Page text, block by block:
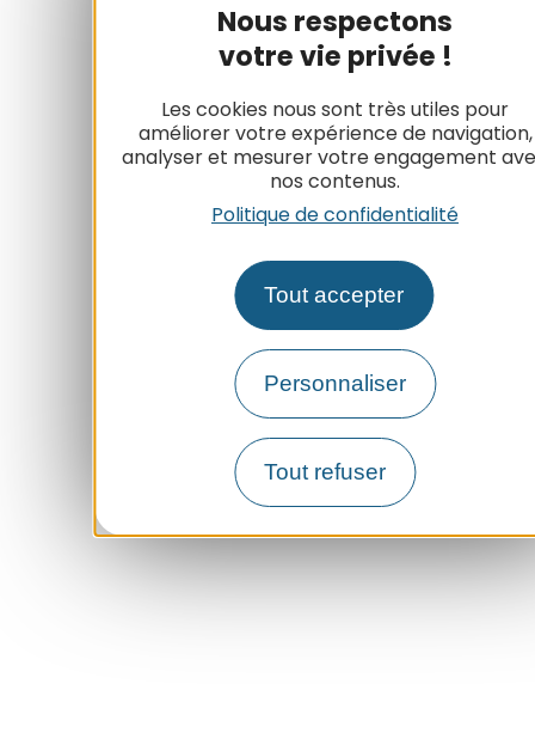
Nous respectons
votre vie privée !
Les cookies nous sont très utiles pour
améliorer votre expérience de navigation,
analyser et mesurer votre engagement
nos contenus.
Politique de confidentialité
Tout accepter
Personnaliser
Tout refuser